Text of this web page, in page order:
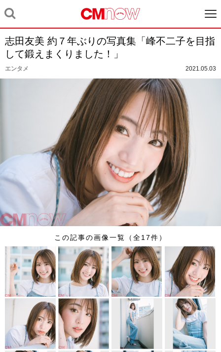
志田友美 約７年ぶりの写真集「峰不二子を目指
して鍛えまくりました！」
エンタメ 2021.05.03
この記事の画像一覧（全17件）